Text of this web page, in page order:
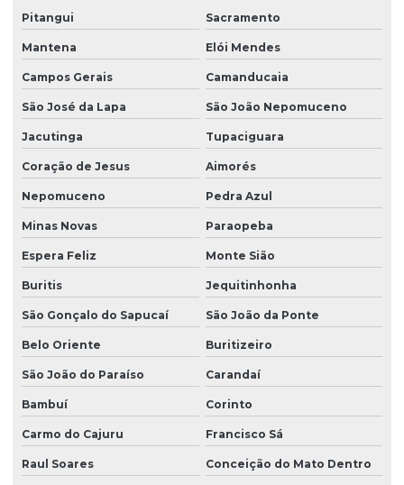
Pitangui Sacramento
Mantena Elói Mendes
Campos Gerais Camanducaia
São José da Lapa São João Nepomuceno
Jacutinga Tupaciguara
Coração de Jesus Aimorés
Nepomuceno Pedra Azul
Minas Novas Paraopeba
Espera Feliz Monte Sião
Buritis Jequitinhonha
São Gonçalo do Sapucaí São João da Ponte
Belo Oriente Buritizeiro
São João do Paraíso Carandaí
Bambuí Corinto
Carmo do Cajuru Francisco Sá
Raul Soares Conceição do Mato Dentro